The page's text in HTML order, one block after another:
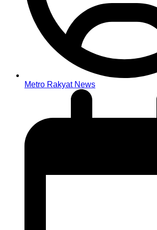
Metro Rakyat News